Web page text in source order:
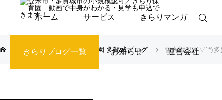
ホーム サービス きらりマンガ
きらりブログ一覧 お知らせ 運営会社
ブログ きらり保育園 多賀城ブログ 雪合戦?!(*´▽`*)多